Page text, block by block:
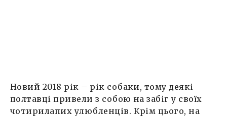
Новий 2018 рік – рік собаки, тому деякі
полтавці привели з собою на забіг у своїх
чотирилапих улюбленців. Крім цього, на